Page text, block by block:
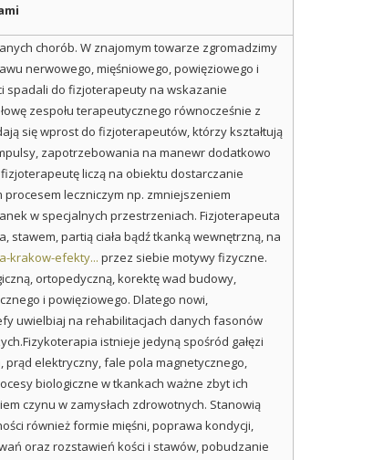
chorób. W znajomym towarze zgromadzimy
nerwowego, mięśniowego, powięziowego i
spadali do fizjoterapeuty na wskazanie
zespołu terapeutycznego równocześnie z
się wprost do fizjoterapeutów, którzy kształtują
zapotrzebowania na manewr dodatkowo
liczą na obiektu dostarczanie
leczniczym np. zmniejszeniem
w specjalnych przestrzeniach. Fizjoterapeuta
stawem, partią ciała bądź tkanką wewnętrzną, na
krakow-efekty... przez siebie motywy fizyczne.
ortopedyczną, korektę wad budowy,
i powięziowego. Dlatego nowi,
uwielbiaj na rehabilitacjach danych fasonów
istnieje jedyną spośród gałęzi
elektryczny, fale pola magnetycznego,
biologiczne w tkankach ważne zbyt ich
czynu w zamysłach zdrowotnych. Stanowią
również formie mięśni, poprawa kondycji,
oraz rozstawień kości i stawów, pobudzanie